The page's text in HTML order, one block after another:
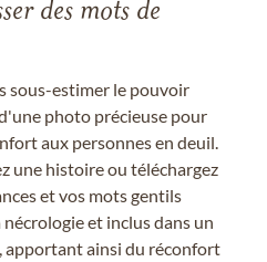
des mots de
sous-estimer le pouvoir
photo précieuse pour
aux personnes en deuil.
une histoire ou téléchargez
et vos mots gentils
et inclus dans un
apportant ainsi du réconfort